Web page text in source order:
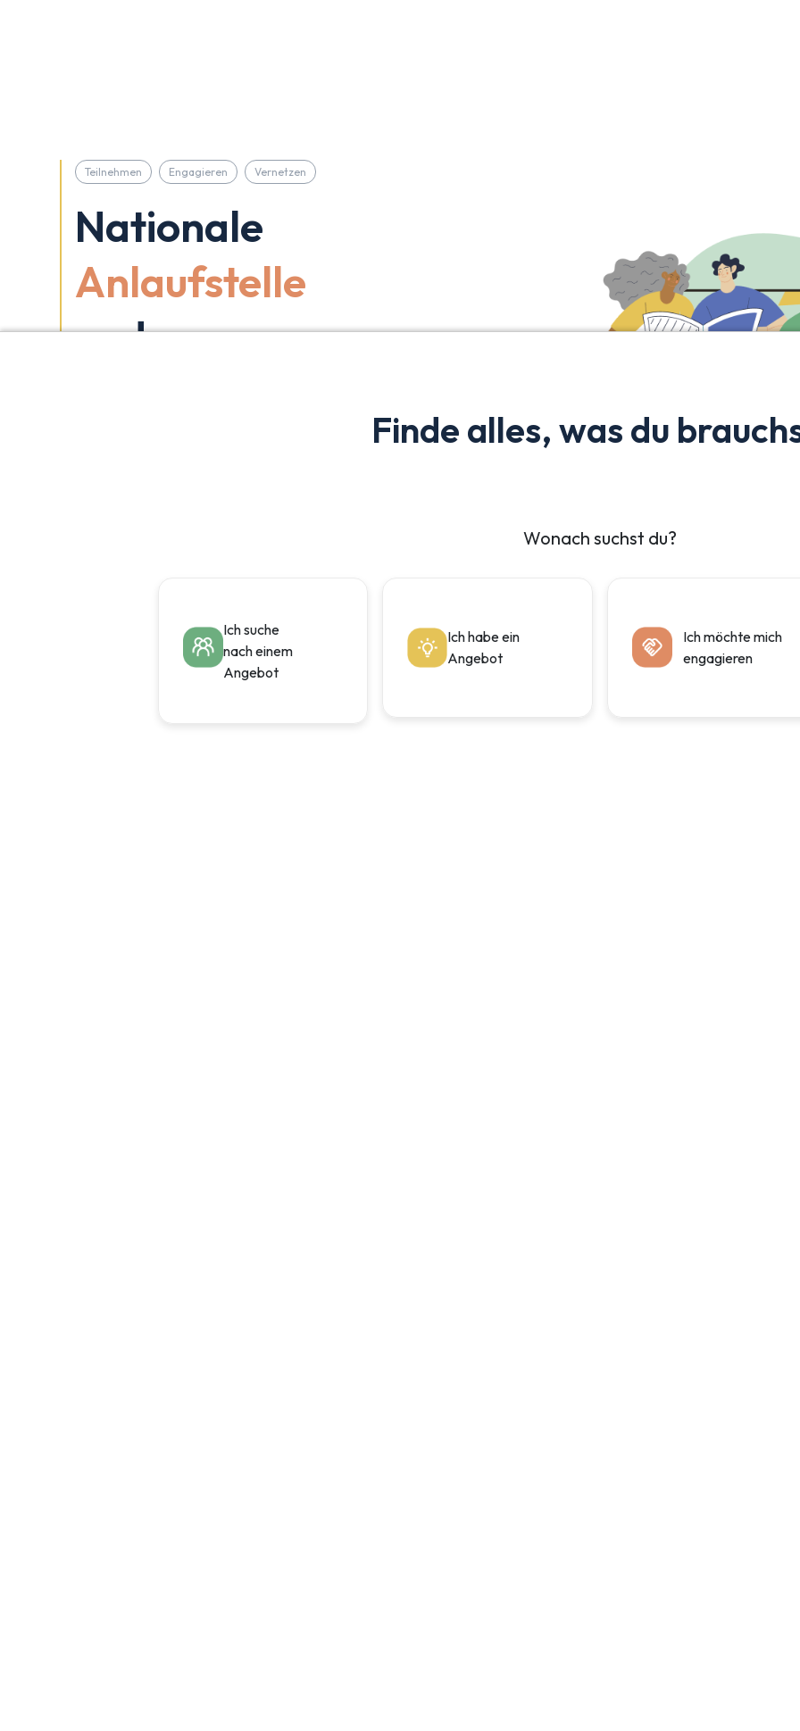
Teilnehmen Engagieren Vernetzen
Nationale
Anlaufstelle
und
Willkommen auf der Plattform gegen Einsamkeit in Österreich!Finde alles, was du
Wonach suchst du?
Ich suche
nach einem
Angebot
Ich habe ein
Angebot
Ich möchte mich
engagieren